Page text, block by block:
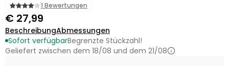
1 Bewertungen
€ 27,99
BeschreibungAbmessungen
Sofort verfügbarBegrenzte Stückzahl!
Geliefert zwischen dem 18/08 und dem 21/08